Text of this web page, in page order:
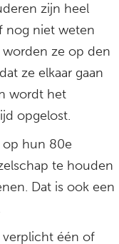
zijn heel
nog niet weten
ze op den
ze elkaar gaan
wordt het
opgelost.
op hun 80e
te houden
Dat is ook een
één of